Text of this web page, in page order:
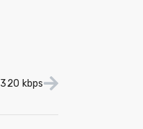
320 kbps